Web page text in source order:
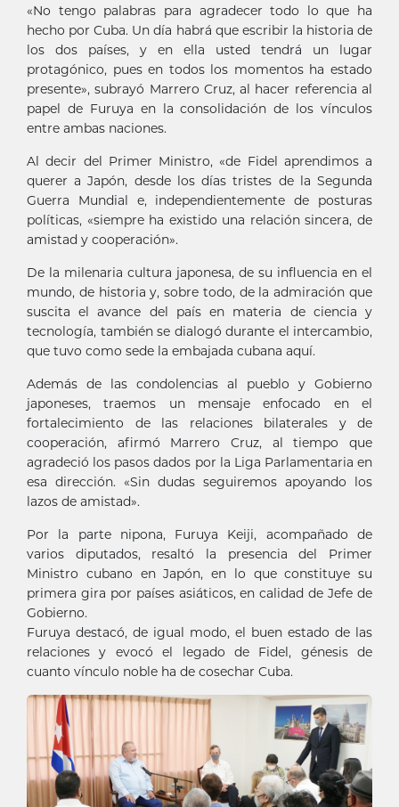
«No tengo palabras para agradecer todo lo que ha
hecho por Cuba. Un día habrá que escribir la historia de
los dos países, y en ella usted tendrá un lugar
protagónico, pues en todos los momentos ha estado
presente», subrayó Marrero Cruz, al hacer referencia al
papel de Furuya en la consolidación de los vínculos
entre ambas naciones.
Al decir del Primer Ministro, «de Fidel aprendimos a
querer a Japón, desde los días tristes de la Segunda
Guerra Mundial e, independientemente de posturas
políticas, «siempre ha existido una relación sincera, de
amistad y cooperación».
De la milenaria cultura japonesa, de su influencia en el
mundo, de historia y, sobre todo, de la admiración que
suscita el avance del país en materia de ciencia y
tecnología, también se dialogó durante el intercambio,
que tuvo como sede la embajada cubana aquí.
Además de las condolencias al pueblo y Gobierno
japoneses, traemos un mensaje enfocado en el
fortalecimiento de las relaciones bilaterales y de
cooperación, afirmó Marrero Cruz, al tiempo que
agradeció los pasos dados por la Liga Parlamentaria en
esa dirección. «Sin dudas seguiremos apoyando los
lazos de amistad».
Por la parte nipona, Furuya Keiji, acompañado de
varios diputados, resaltó la presencia del Primer
Ministro cubano en Japón, en lo que constituye su
primera gira por países asiáticos, en calidad de Jefe de
Gobierno.
Furuya destacó, de igual modo, el buen estado de las
relaciones y evocó el legado de Fidel, génesis de
cuanto vínculo noble ha de cosechar Cuba.